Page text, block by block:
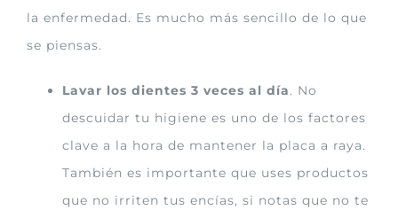
la enfermedad. Es mucho más sencillo de lo que
se piensas.
Lavar los dientes 3 veces al día. No
descuidar tu higiene es uno de los factores
clave a la hora de mantener la placa a raya.
También es importante que uses productos
que no irriten tus encías, si notas que no te